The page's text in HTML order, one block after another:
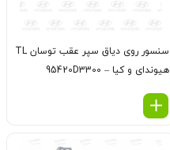
سنسور روی دیاق سپر عقب توسان TL
هیوندای و کیا – 95420D3300